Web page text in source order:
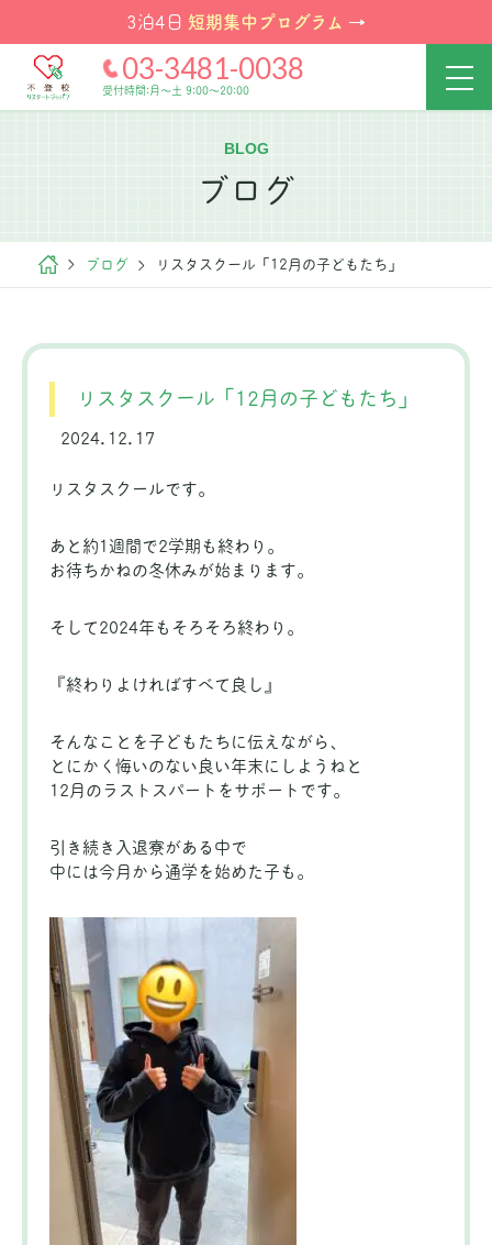
3泊4日 短期集中プログラム →
03-3481-0038
受付時間:月～土 9:00～20:00
BLOG
ブログ
ブログ リスタスクール「12月の子どもたち」
リスタスクール「12月の子どもたち」
2024.12.17
リスタスクールです。
あと約1週間で2学期も終わり。
お待ちかねの冬休みが始まります。
そして2024年もそろそろ終わり。
『終わりよければすべて良し』
そんなことを子どもたちに伝えながら、
とにかく悔いのない良い年末にしようねと
12月のラストスパートをサポートです。
引き続き入退寮がある中で
中には今月から通学を始めた子も。